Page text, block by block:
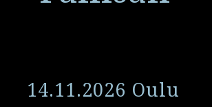
14.11.2026 Oulu